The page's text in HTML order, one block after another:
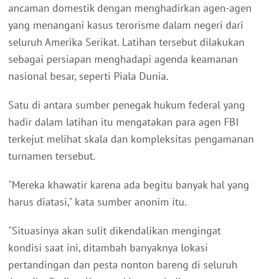
ancaman domestik dengan menghadirkan agen-agen
yang menangani kasus terorisme dalam negeri dari
seluruh Amerika Serikat. Latihan tersebut dilakukan
sebagai persiapan menghadapi agenda keamanan
nasional besar, seperti Piala Dunia.
Satu di antara sumber penegak hukum federal yang
hadir dalam latihan itu mengatakan para agen FBI
terkejut melihat skala dan kompleksitas pengamanan
turnamen tersebut.
"Mereka khawatir karena ada begitu banyak hal yang
harus diatasi," kata sumber anonim itu.
"Situasinya akan sulit dikendalikan mengingat
kondisi saat ini, ditambah banyaknya lokasi
pertandingan dan pesta nonton bareng di seluruh